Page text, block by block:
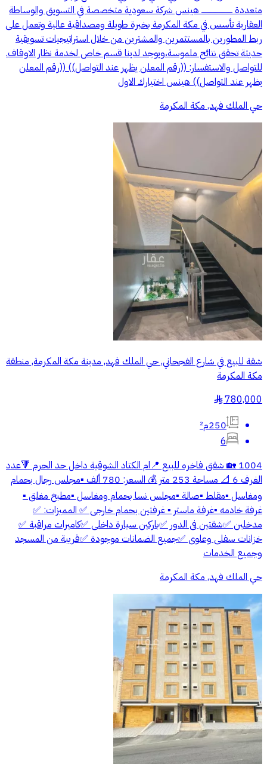
متعددة ــــــــــــــــــــــــــ هينس شركة سعودية متخصصة في التسويق والوساطة
العقارية تأسس في مكة المكرمة بخبرة طويلة ومصداقية عالية وتعمل على
ربط المطورين بالمستثمرين والمشترين من خلال استراتيجيات تسويقية
حديثة تحقق نتائج ملموسة،ويوجد لدينا قسم خاص لخدمة نظار الاوقاف.
للتواصل والاستفسار: ((رقم المعلن يظهر عند التواصل)) ((رقم المعلن
يظهر عند التواصل)) هينس اختيارك الاول
حي الملك فهد, مكة المكرمة
شقة للبيع في شارع الفجحاني, حي الملك فهد, مدينة مكة المكرمة, منطقة
مكة المكرمة
780,000
§
250م²
6
1004 🏡 شقق فاخره للبيع 📍ام الكتاد الشوقية داخل حد الحرم 🔻عدد
الغرف 6 📐 مساحة 253 متر 💰 السعر: 780 ألف ▪️مجلس رجال بحمام
ومغاسل ▪️مقلط ▪️صالة ▪️مجلس نسا بحمام ومغاسل ▪️مطبخ مغلق ▪️
غرفة خادمه ▪️غرفة ماستر ▪️ غرفتين بحمام خارجى ✅ المميزات: ✅
مدخلين ✅شقتين فى الدور ✅باركين سيارة داخلى ✅كاميرات مراقبة ✅
خزانات سفلى وعلوى ✅جميع الضمانات موجودة ✅قريبة من المسجد
وجميع الخدمات
حي الملك فهد, مكة المكرمة